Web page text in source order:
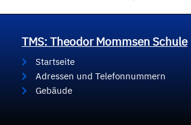
TMS: Theodor Mommsen Schule
Startseite
Adressen und Telefonnummern
Gebäude